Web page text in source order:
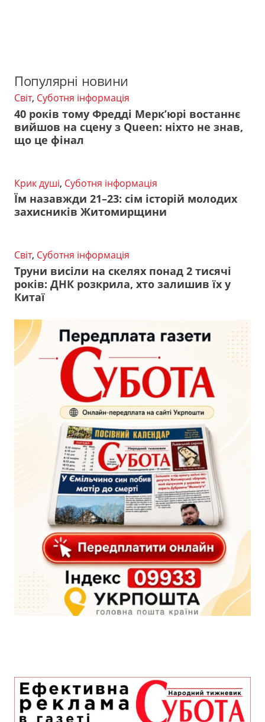
Популярні новини
Світ, Суботня інформація
40 років тому Фредді Мерк’юрі востаннє
вийшов на сцену з Queen: ніхто не знав,
що це фінал
Крик душі, Суботня інформація
Їм назавжди 21–23: сім історій молодих
захисників Житомирщини
Світ, Суботня інформація
Труни висіли на скелях понад 2 тисячі
років: ДНК розкрила, хто залишив їх у
Китаї